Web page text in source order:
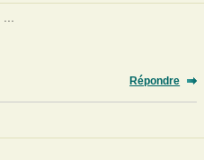
Répondre